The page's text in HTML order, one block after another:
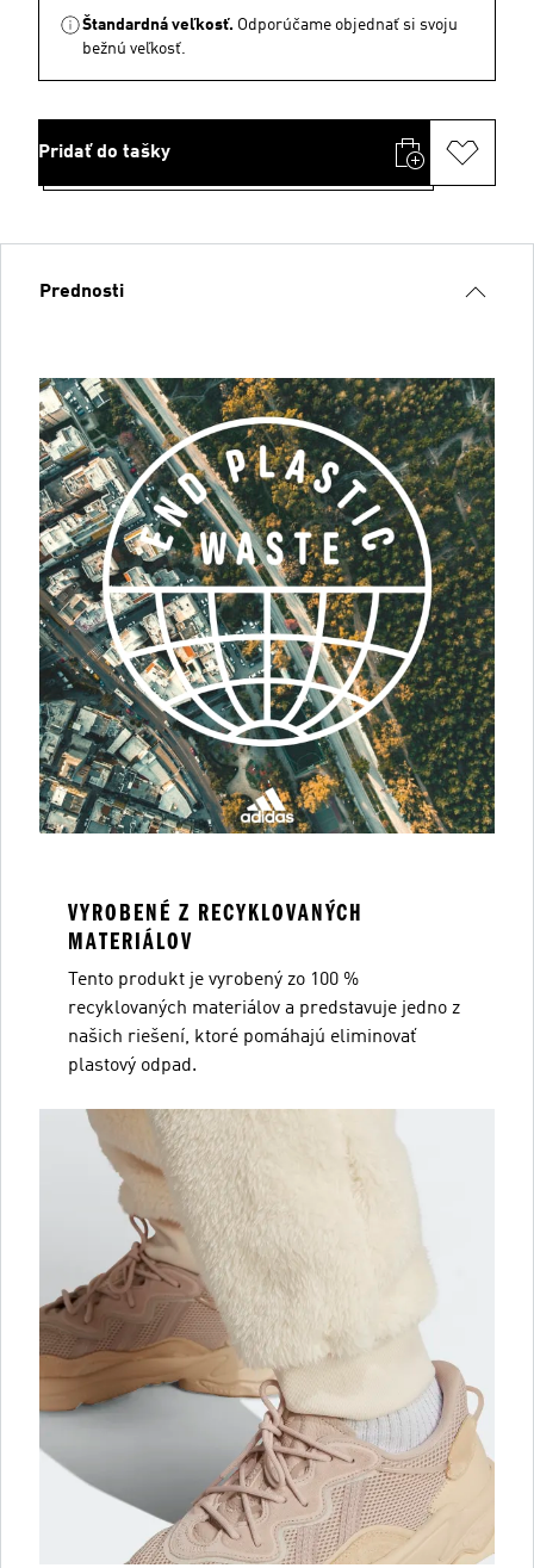
Štandardná veľkosť. Odporúčame objednať si svoju
bežnú veľkosť.
Pridať do tašky
Prednosti
VYROBENÉ Z RECYKLOVANÝCH
MATERIÁLOV
Tento produkt je vyrobený zo 100 %
recyklovaných materiálov a predstavuje jedno z
našich riešení, ktoré pomáhajú eliminovať
plastový odpad.